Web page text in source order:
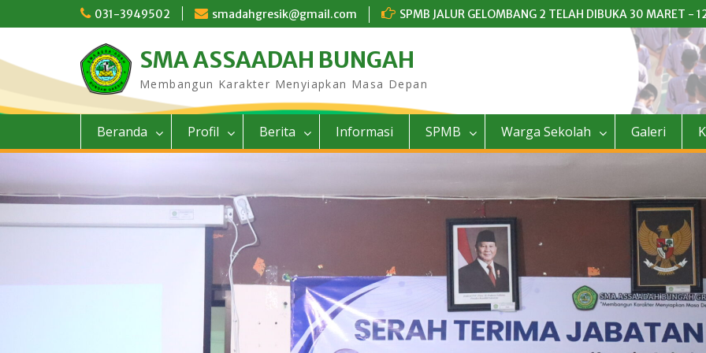
to
031-3949502 smadahgresik@gmail.com SPMB JALUR GELOMBANG 2 TELAH DIBUKA 30 MARET -
SMA ASSAADAH BUNGAH
Membangun Karakter Menyiapkan Masa Depan
Beranda Profil Berita Informasi SPMB Warga Sekolah Galeri